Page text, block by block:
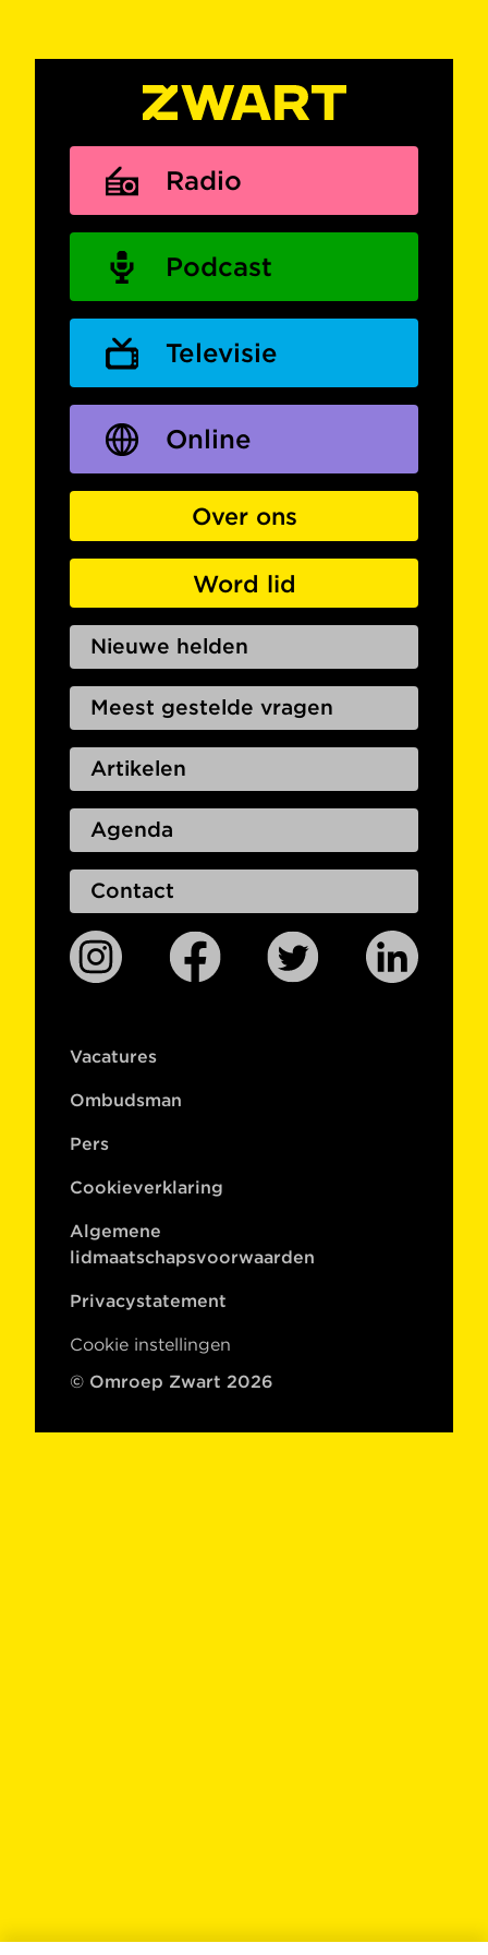
Radio
Podcast
Televisie
Online
Over ons
Word lid
Nieuwe helden
Meest gestelde vragen
Artikelen
Agenda
Contact
Vacatures
Ombudsman
Pers
Cookieverklaring
Algemene
lidmaatschapsvoorwaarden
Privacystatement
Cookie instellingen
© Omroep Zwart 2026